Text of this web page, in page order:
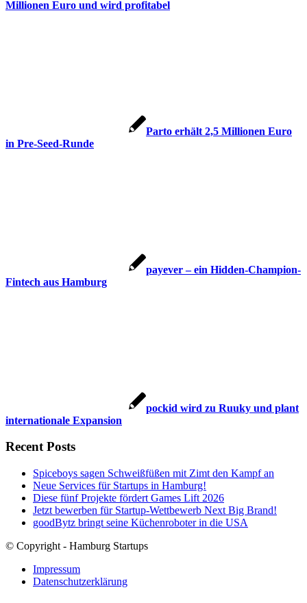
Millionen Euro und wird profitabel
Parto erhält 2,5 Millionen Euro
in Pre-Seed-Runde
payever – ein Hidden-Champion-
Fintech aus Hamburg
pockid wird zu Ruuky und plant
internationale Expansion
Recent Posts
Spiceboys sagen Schweißfüßen mit Zimt den Kampf an
Neue Services für Startups in Hamburg!
Diese fünf Projekte fördert Games Lift 2026
Jetzt bewerben für Startup-Wettbewerb Next Big Brand!
goodBytz bringt seine Küchenroboter in die USA
© Copyright - Hamburg Startups
Impressum
Datenschutzerklärung